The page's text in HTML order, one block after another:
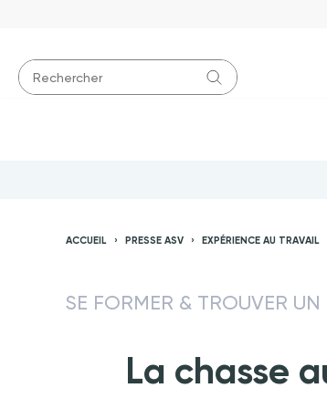
ACCUEIL PRESSE ASV EXPÉRIENCE AU TRAVAIL
SE FORMER & TROUVER
La chasse